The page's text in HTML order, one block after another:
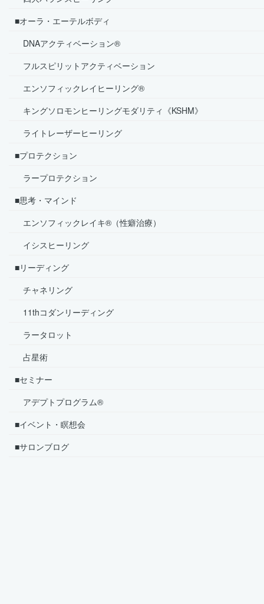
■オーラ・エーテルボディ
DNAアクティベーション®
フルスピリットアクティベーション
エンソフィックレイヒーリング®
キングソロモンヒーリングモダリティ《KSHM》
ライトレーザーヒーリング
■プロテクション
ラープロテクション
■思考・マインド
エンソフィックレイキ®（性癖治療）
イシスヒーリング
■リーディング
チャネリング
11thコダンリーディング
ラータロット
占星術
■セミナー
アデプトプログラム®
■イベント・瞑想会
■サロンブログ